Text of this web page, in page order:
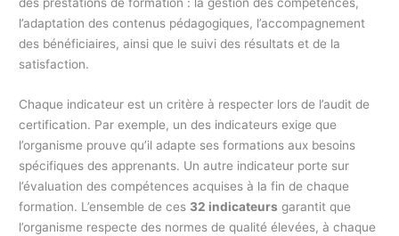
l’adaptation des contenus pédagogiques, l’accompagnement
des bénéficiaires, ainsi que le suivi des résultats et de la
satisfaction.
Chaque indicateur est un critère à respecter lors de l’audit de
certification. Par exemple, un des indicateurs exige que
l’organisme prouve qu’il adapte ses formations aux besoins
spécifiques des apprenants. Un autre indicateur porte sur
l’évaluation des compétences acquises à la fin de chaque
formation. L’ensemble de ces 32 indicateurs garantit que
l’organisme respecte des normes de qualité élevées, à chaque